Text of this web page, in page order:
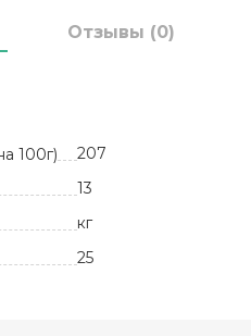
Отзывы (0)
100г)
207
13
кг
25